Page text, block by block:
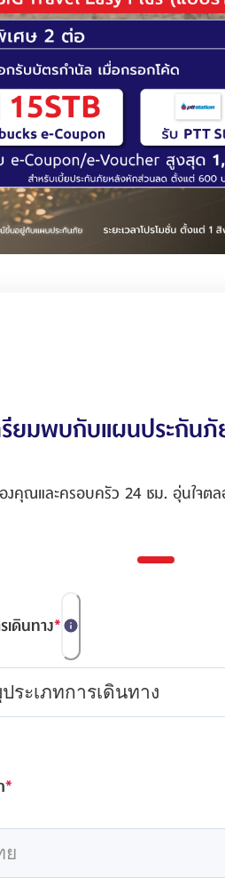
รียมพบกับแผนประกันภั
คุณและครอบครัว 24 ชม. อุ่นใจตลอ
เดินทาง*
ระเภทการเดินทาง
*
ย